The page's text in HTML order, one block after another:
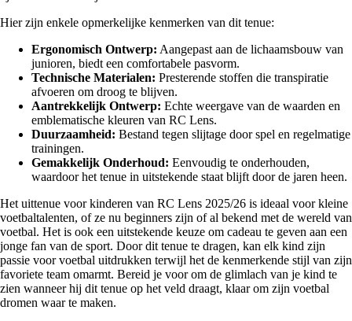
Hier zijn enkele opmerkelijke kenmerken van dit tenue:
Ergonomisch Ontwerp: Aangepast aan de lichaamsbouw van
junioren, biedt een comfortabele pasvorm.
Technische Materialen: Presterende stoffen die transpiratie
afvoeren om droog te blijven.
Aantrekkelijk Ontwerp: Echte weergave van de waarden en
emblematische kleuren van RC Lens.
Duurzaamheid: Bestand tegen slijtage door spel en regelmatige
trainingen.
Gemakkelijk Onderhoud: Eenvoudig te onderhouden,
waardoor het tenue in uitstekende staat blijft door de jaren heen.
Het uittenue voor kinderen van RC Lens 2025/26 is ideaal voor kleine
voetbaltalenten, of ze nu beginners zijn of al bekend met de wereld van
voetbal. Het is ook een uitstekende keuze om cadeau te geven aan een
jonge fan van de sport. Door dit tenue te dragen, kan elk kind zijn
passie voor voetbal uitdrukken terwijl het de kenmerkende stijl van zijn
favoriete team omarmt. Bereid je voor om de glimlach van je kind te
zien wanneer hij dit tenue op het veld draagt, klaar om zijn voetbal
dromen waar te maken.